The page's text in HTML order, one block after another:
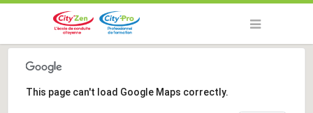
This page can't load Google Maps correctly.